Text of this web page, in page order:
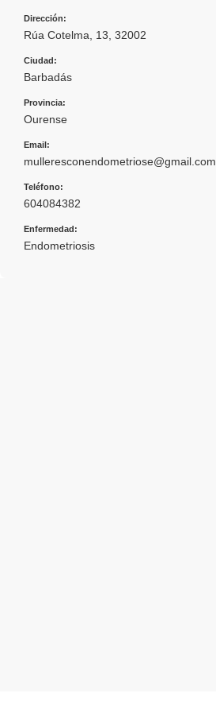
Dirección:
Rúa Cotelma, 13, 32002
Ciudad:
Barbadás
Provincia:
Ourense
Email:
mulleresconendometriose@gmail.com
Teléfono:
604084382
Enfermedad:
Endometriosis